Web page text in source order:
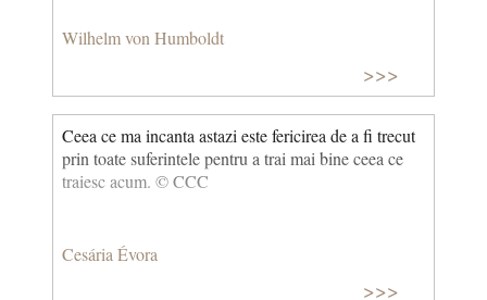
Wilhelm von Humboldt
>>>
Ceea ce ma incanta astazi este fericirea de a fi trecut
prin toate suferintele pentru a trai mai bine ceea ce
traiesc acum. © CCC
Cesária Évora
>>>